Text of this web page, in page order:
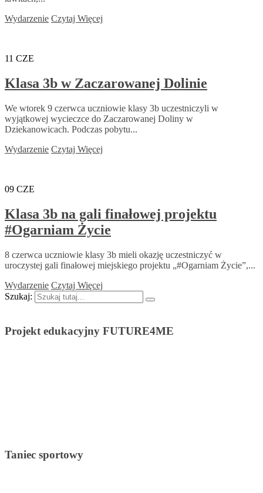
Wydarzenie Czytaj Więcej
11 CZE
Klasa 3b w Zaczarowanej Dolinie
We wtorek 9 czerwca uczniowie klasy 3b uczestniczyli w
wyjątkowej wycieczce do Zaczarowanej Doliny w
Dziekanowicach. Podczas pobytu...
Wydarzenie Czytaj Więcej
09 CZE
Klasa 3b na gali finałowej projektu
#Ogarniam Życie
8 czerwca uczniowie klasy 3b mieli okazję uczestniczyć w
uroczystej gali finałowej miejskiego projektu „#Ogarniam Życie”,...
Wydarzenie Czytaj Więcej
Szukaj:
Projekt edukacyjny FUTURE4ME
Taniec sportowy